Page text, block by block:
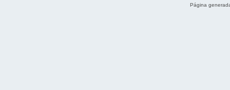
Página